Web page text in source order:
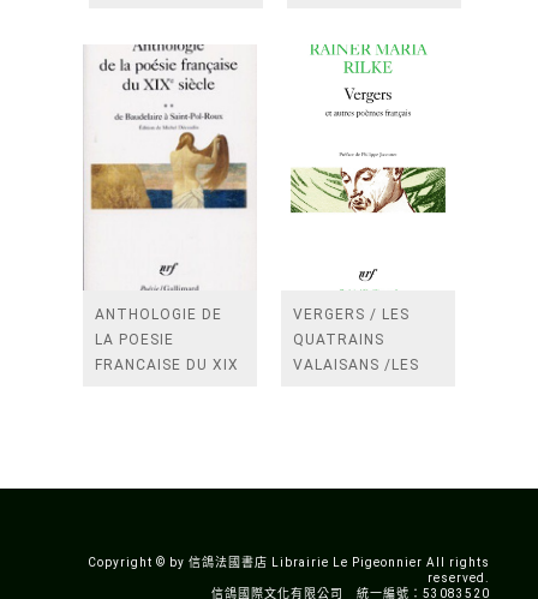
ANTHOLOGIE DE
LA POESIE
FRANCAISE DU XIX
VERGERS / LES
QUATRAINS
VALAISANS /LES
Copyright © by 信鴿法國書店 Librairie Le Pigeonnier All rights
reserved.
信鴿國際文化有限公司 統一編號：53083520